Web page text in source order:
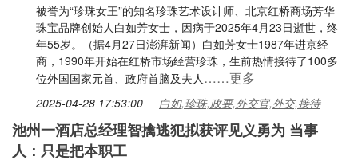
被誉为“珍珠女王”的知名珍珠艺术设计师、北京红桥商场芳华
珠宝品牌创始人白如芳女士，因病于2025年4月23日逝世，终
年55岁。（据4月27日澎湃新闻）白如芳女士1987年进京经
商，1990年开始在红桥市场经营珍珠，生前热情接待了100多
位外国国家元首、政府首脑及夫人……更多
2025-04-28 17:53:00 白如,珍珠,政要,外交官,外交,接待
池州一酒店总经理智擒逃犯拟获评见义勇为 当事
人：只是把本职工